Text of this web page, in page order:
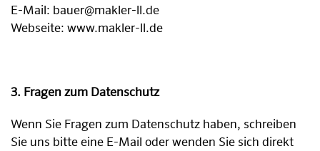
E-Mail: bauer@makler-ll.de
Webseite: www.makler-ll.de
3. Fragen zum Datenschutz
Wenn Sie Fragen zum Datenschutz haben, schreiben
Sie uns bitte eine E-Mail oder wenden Sie sich direkt